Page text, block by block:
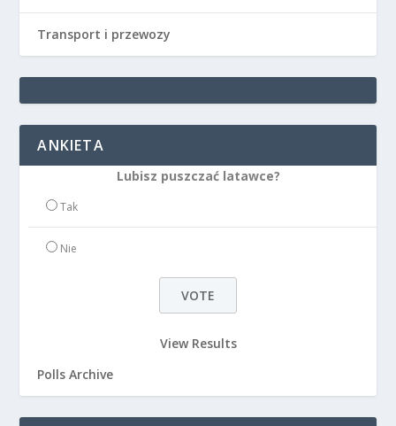
Transport i przewozy
ANKIETA
Lubisz puszczać latawce?
Tak
Nie
View Results
Polls Archive